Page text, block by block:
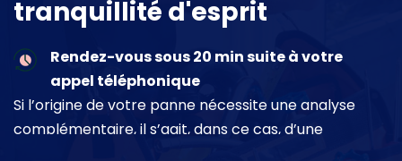
tranquillité d'esprit
Rendez-vous sous 20 min suite à votre
appel téléphonique
Si l’origine de votre panne nécessite une analyse
complémentaire, il s’agit, dans ce cas, d’une